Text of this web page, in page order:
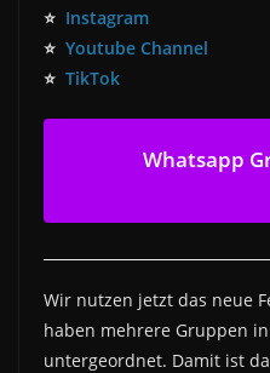
⭐ Instagram
⭐ Youtube Channel
⭐ TikTok
Whatsapp
Wir nutzen jetzt das neue
haben mehrere Gruppen
untergeordnet. Damit ist